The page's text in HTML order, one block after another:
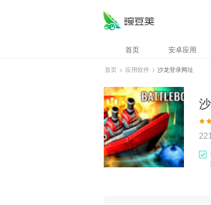
首页 安卓应用
首页 > 应用软件 > 沙龙登录网址
221